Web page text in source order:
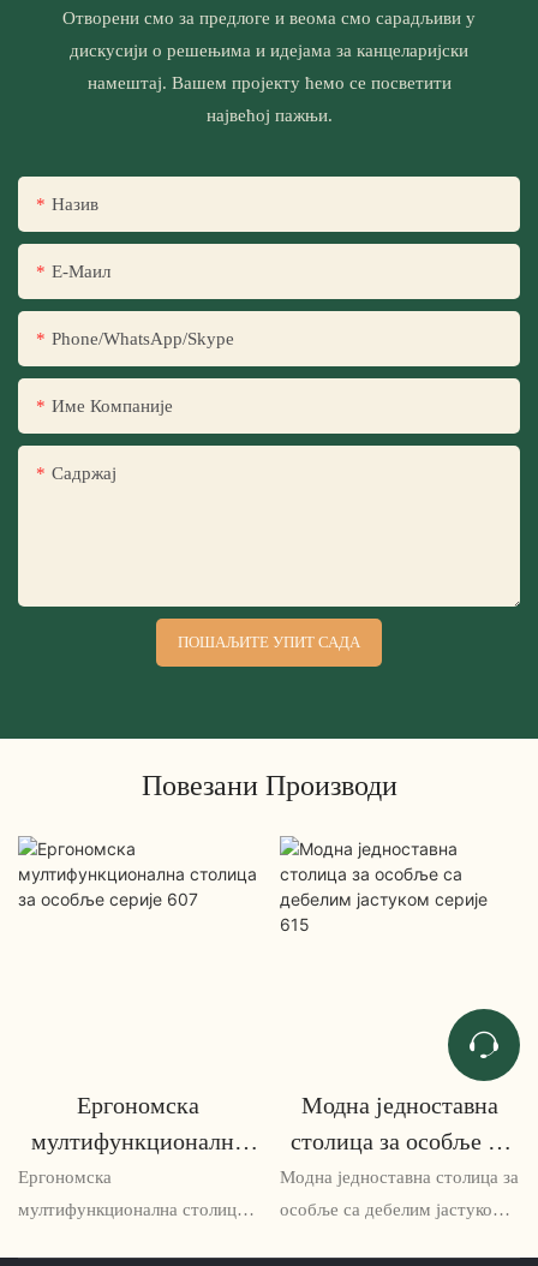
Отворени смо за предлоге и веома смо сарадљиви у
дискусији о решењима и идејама за канцеларијски
намештај. Вашем пројекту ћемо се посветити
највећој пажњи.
Назив
Е-Маил
Phone/WhatsApp/Skype
Име Компаније
Садржај
ПОШАЉИТЕ УПИТ САДА
Повезани Производи
Ергономска
мултифункционална
столица за особље
серије 607
Ергономска
мултифункционална столица
Модна једноставна
столица за особље са
дебелим јастуком
серије 615
Модна једноставна столица за
особље са дебелим јастуком